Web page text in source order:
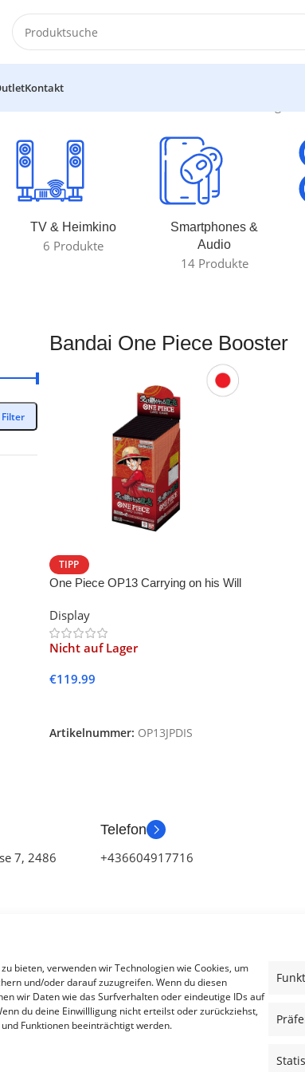
bieten, verwenden wir Technologien wie Cookies, um
und/oder darauf zuzugreifen. Wenn du diesen
wir Daten wie das Surfverhalten oder eindeutige IDs auf
du deine Einwillligung nicht erteilst oder zurückziehst,
Funktionen beeinträchtigt werden.
Kontakt
mit „Bandai One Piece Booster“
TV & Heimkino
6 Produkte
Smartphones &
Audio
14 Produkte
Filter
Bandai One Piece Booster
TIPP
One Piece OP13 Carrying on his Will
Display
Nicht auf Lager
€119.99
Artikelnummer: OP13JPDIS
7, 2486
Telefon
+436604917716
aber
Kategorien
TV Zubehör
Smartwatch Zubehör
Blog